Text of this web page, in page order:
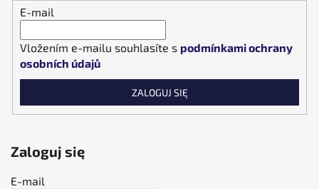
E-mail
Vložením e-mailu souhlasíte s podmínkami ochrany
osobních údajů
ZALOGUJ SIĘ
Zaloguj się
E-mail